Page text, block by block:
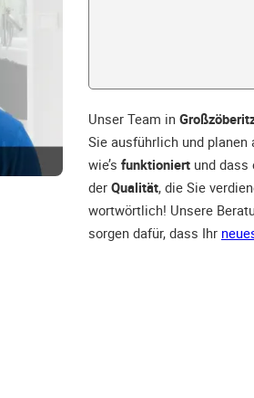
Unser Team in
Sie ausführlich und planen
wie’s funktioniert und dass
der Qualität, die Sie
wortwörtlich! Unsere
sorgen dafür, dass Ihr